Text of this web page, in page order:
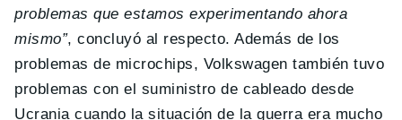
problemas que estamos experimentando ahora
mismo”, concluyó al respecto. Además de los
problemas de microchips, Volkswagen también tuvo
problemas con el suministro de cableado desde
Ucrania cuando la situación de la guerra era mucho